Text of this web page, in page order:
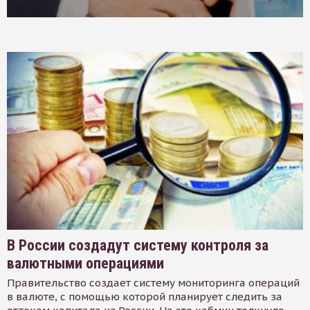
В России создадут систему контроля за
валютными операциями
Правительство создает систему мониторинга операций
в валюте, с помощью которой планирует следить за